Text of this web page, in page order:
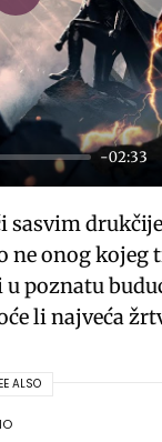
-02:33
P
l
a
y
sasvim
onog kojeg
poznatu
li najveća
ALSO